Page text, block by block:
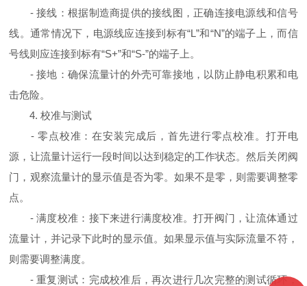
- 接线：根据制造商提供的接线图，正确连接电源线和信号
线。通常情况下，电源线应连接到标有“L”和“N”的端子上，而信
号线则应连接到标有“S+”和“S-”的端子上。
- 接地：确保流量计的外壳可靠接地，以防止静电积累和电
击危险。
4. 校准与测试
- 零点校准：在安装完成后，首先进行零点校准。打开电
源，让流量计运行一段时间以达到稳定的工作状态。然后关闭阀
门，观察流量计的显示值是否为零。如果不是零，则需要调整零
点。
- 满度校准：接下来进行满度校准。打开阀门，让流体通过
流量计，并记录下此时的显示值。如果显示值与实际流量不符，
则需要调整满度。
- 重复测试：完成校准后，再次进行几次完整的测试循环，